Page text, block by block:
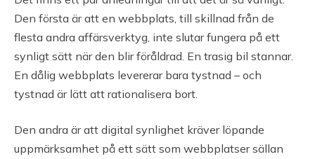
Den första är att en webbplats, till skillnad från de
flesta andra affärsverktyg, inte slutar fungera på ett
synligt sätt när den blir föråldrad. En trasig bil stannar.
En dålig webbplats levererar bara tystnad – och
tystnad är lätt att rationalisera bort.
Den andra är att digital synlighet kräver löpande
uppmärksamhet på ett sätt som webbplatser sällan